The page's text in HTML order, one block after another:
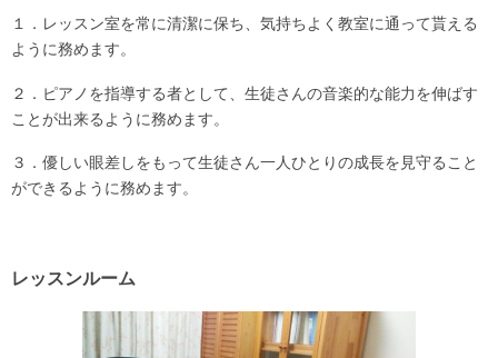
１．レッスン室を常に清潔に保ち、気持ちよく教室に通って貰える
ように務めます。
２．ピアノを指導する者として、生徒さんの音楽的な能力を伸ばす
ことが出来るように務めます。
３．優しい眼差しをもって生徒さん一人ひとりの成長を見守ること
ができるように務めます。
レッスンルーム